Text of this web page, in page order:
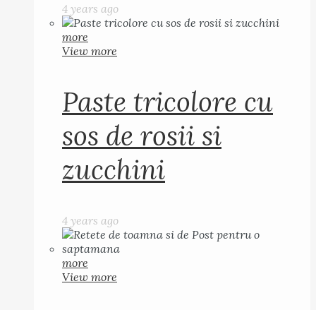
4 years ago
more
View more
Paste tricolore cu
sos de rosii si
zucchini
4 years ago
more
View more